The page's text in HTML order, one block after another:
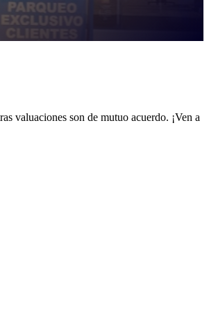
valuaciones son de mutuo acuerdo. ¡Ven a